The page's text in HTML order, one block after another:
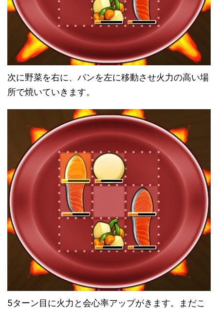
次に野菜を右に、パンを左に移動させ火力の高い場
所で焼いていきます。
5ターン目に火力と会心率アップがきます。まだこ